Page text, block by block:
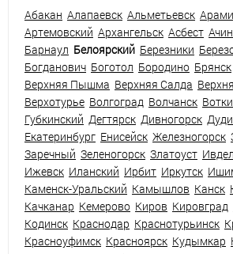
Абакан Алапаевск Альметьевск
Артемовский Архангельск Асбест
Барнаул Белоярский Березники
Богданович Боготол Бородино Брянск
Верхняя Пышма Верхняя Салда
Верхотурье Волгоград Волчанск
Губкинский Дегтярск Дивногорск
Екатеринбург Енисейск Железногорск
Заречный Зеленогорск Златоуст
Ижевск Иланский Ирбит Иркутск
Каменск-Уральский Камышлов Канск
Качканар Кемерово Киров Кировград
Кодинск Краснодар Краснотурьинск
Красноуфимск Красноярск Кудымкар